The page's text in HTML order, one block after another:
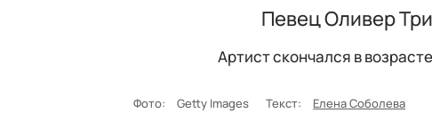
Певец Оливер
Артист скончался в
Фото: Getty Images Текст: Елена Соболева